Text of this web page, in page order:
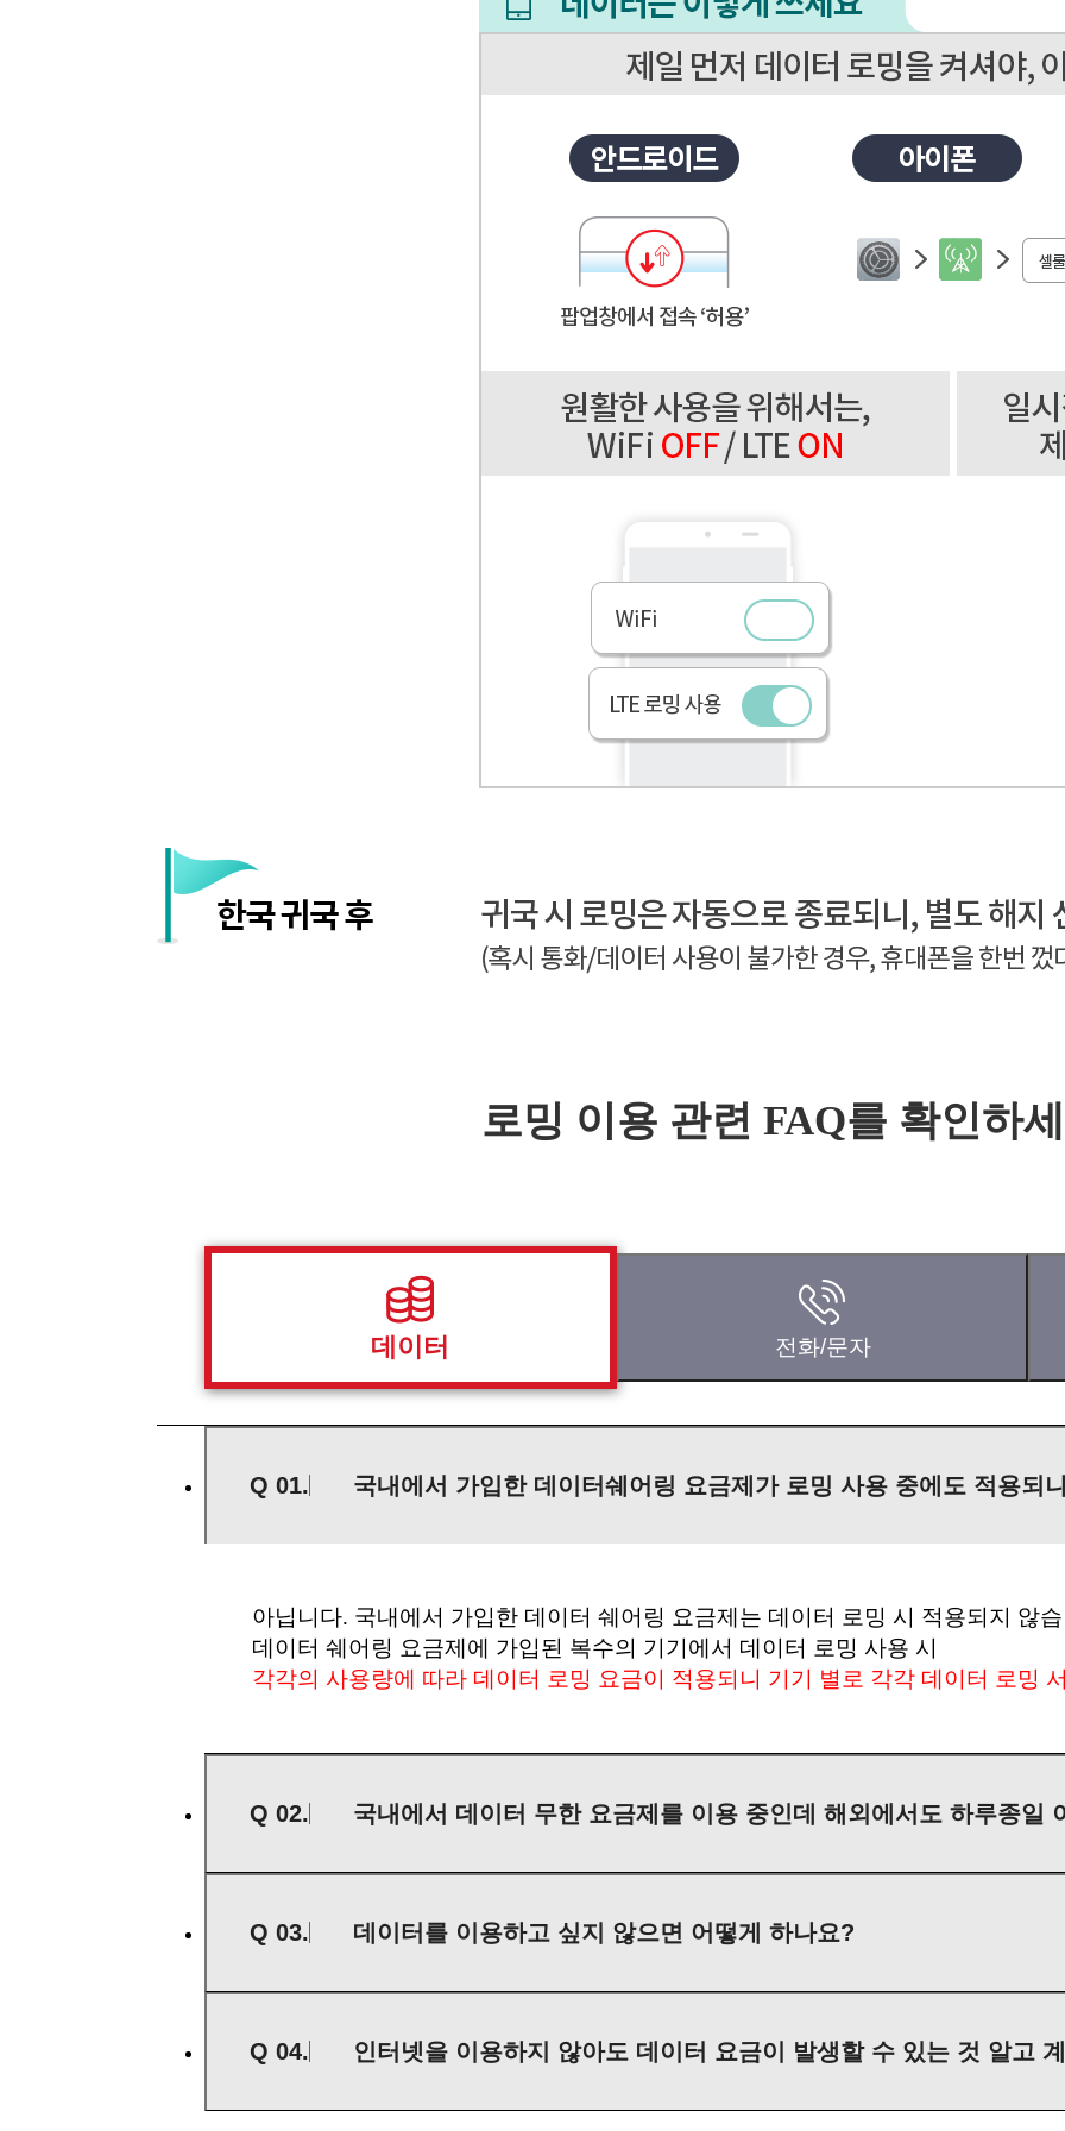
로밍 이용 관련 FAQ를 확인하
데이터 전화/문자
Q 01. 국내에서 가입한 데이터쉐어링 요금제가 로밍 사용 중에도 적용되
아닙니다. 국내에서 가입한 데이터 쉐어링 요금제는 데이터 로밍 시 적용되지 않
데이터 쉐어링 요금제에 가입된 복수의 기기에서 데이터 로밍 사용 시
각각의 사용량에 따라 데이터 로밍 요금이 적용되니 기기 별로 각각 데이터 로밍
Q 02. 국내에서 데이터 무한 요금제를 이용 중인데 해외에서도 하루종일
Q 03. 데이터를 이용하고 싶지 않으면 어떻게 하나요?
Q 04. 인터넷을 이용하지 않아도 데이터 요금이 발생할 수 있는 것 알고